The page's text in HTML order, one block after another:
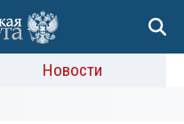
Новости